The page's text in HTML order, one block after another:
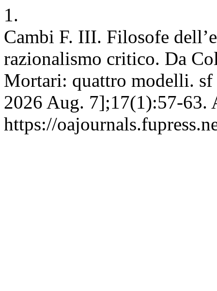
1.
Cambi F. III. Filosofe
razionalismo critico. Da
Mortari: quattro modelli.
2026 Aug. 7];17(1):57-63.
https://